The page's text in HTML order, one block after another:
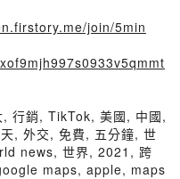
join/5min
行銷, TikTok, 美國, 中國,
, 外交, 免費, 五分鐘, 世
news, 世界, 2021, 跨
maps, apple, maps